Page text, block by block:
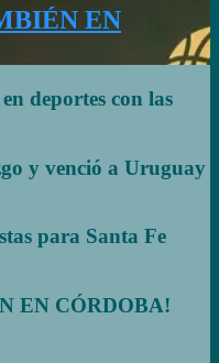
EN
deportes con las
y venció a Uruguay
para Santa Fe
EN CÓRDOBA!